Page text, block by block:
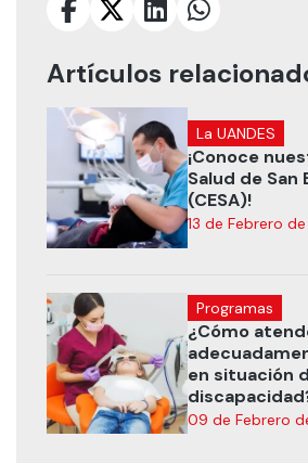
Artículos
La UANDES
¡Conoce
Salud de San
(CESA)!
13 de Febrero
Programas
¿Cómo
en situación
09 de Febrero